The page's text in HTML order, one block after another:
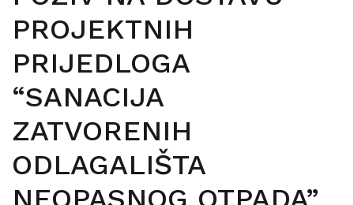
PROJEKTNIH
PRIJEDLOGA
“SANACIJA
ZATVORENIH
ODLAGALIŠTA